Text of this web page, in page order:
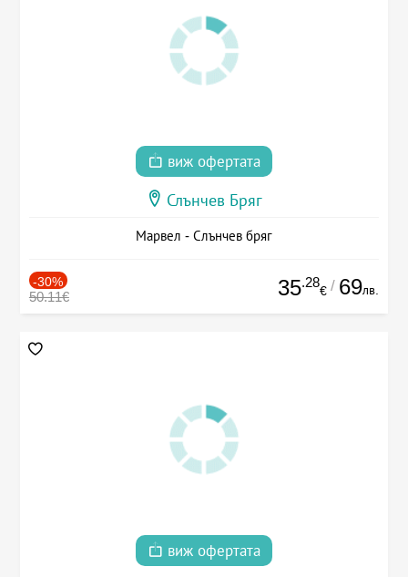
виж офертата
Слънчев Бряг
Марвел - Слънчев бряг
-30%
50.11€ 35.28
€ / 69лв.
виж офертата